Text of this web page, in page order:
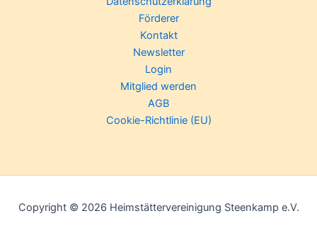
Förderer
Kontakt
Newsletter
Login
Mitglied werden
AGB
Cookie-Richtlinie (EU)
Copyright © 2026 Heimstättervereinigung Steenkamp e.V.